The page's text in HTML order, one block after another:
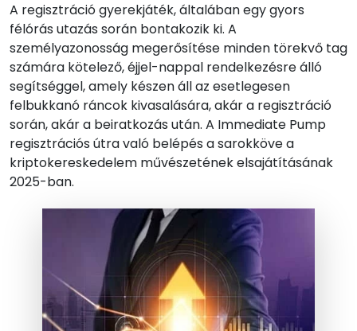
A regisztráció gyerekjáték, általában egy gyors
félórás utazás során bontakozik ki. A
személyazonosság megerősítése minden törekvő tag
számára kötelező, éjjel-nappal rendelkezésre álló
segítséggel, amely készen áll az esetlegesen
felbukkanó ráncok kivasalására, akár a regisztráció
során, akár a beiratkozás után. A Immediate Pump
regisztrációs útra való belépés a sarokköve a
kriptokereskedelem művészetének elsajátításának
2025-ban.